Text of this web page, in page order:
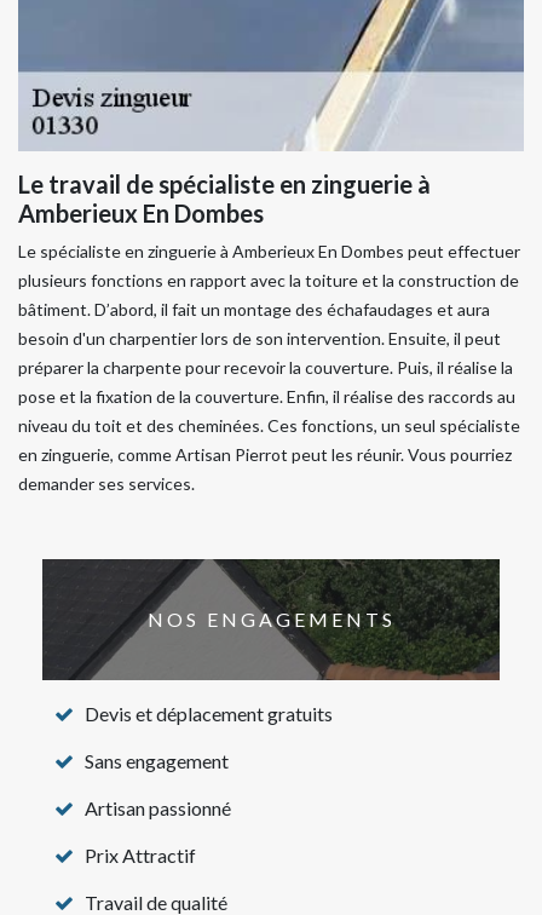
Le travail de spécialiste en zinguerie à
Amberieux En Dombes
Le spécialiste en zinguerie à Amberieux En Dombes peut effectuer
plusieurs fonctions en rapport avec la toiture et la construction de
bâtiment. D’abord, il fait un montage des échafaudages et aura
besoin d'un charpentier lors de son intervention. Ensuite, il peut
préparer la charpente pour recevoir la couverture. Puis, il réalise la
pose et la fixation de la couverture. Enfin, il réalise des raccords au
niveau du toit et des cheminées. Ces fonctions, un seul spécialiste
en zinguerie, comme Artisan Pierrot peut les réunir. Vous pourriez
demander ses services.
NOS ENGAGEMENTS
Devis et déplacement gratuits
Sans engagement
Artisan passionné
Prix Attractif
Travail de qualité